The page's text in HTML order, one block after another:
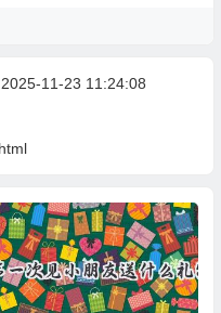
11-23 11:24:08